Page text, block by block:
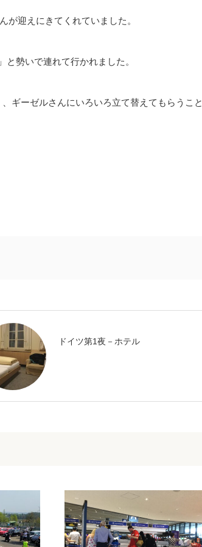
が迎えにきてくれていました。
と勢いで連れて行かれました。
ギーゼルさんにいろいろ立て替えてもらうこと
ドイツ第1夜－ホテル